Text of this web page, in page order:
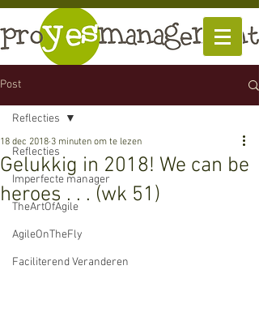
Post
Reflecties
Imperfecte manager
TheArtOfAgile
AgileOnTheFly
Faciliterend Veranderen
Reflecties
Gelukkig in 2018! We can be
heroes . . . (wk 51)
18 dec 2018 3 minuten om te lezen